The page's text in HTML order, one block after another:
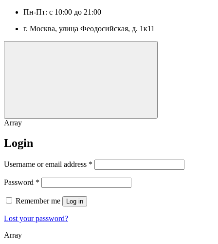
Пн-Пт: с 10:00 до 21:00
г. Москва, ​улица Феодосийская, д. 1к11
Array
Login
Username or email address *
Password *
Remember me Log in
Lost your password?
Array